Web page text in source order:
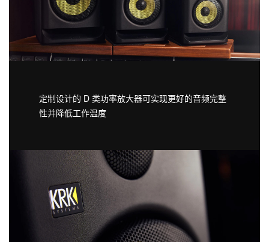
定制设计的 D 类功率放大器可实现更好的音频完整
性并降低工作温度